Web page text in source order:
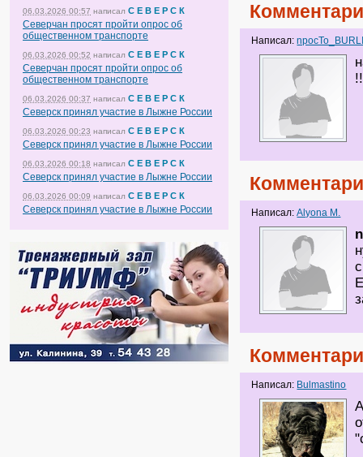
06.03.2026 00:57 написал С Е В Е Р С К
Северчан просят пройти опрос об
общественном транспорте
06.03.2026 00:52 написал С Е В Е Р С К
Северчан просят пройти опрос об
общественном транспорте
06.03.2026 00:37 написал С Е В Е Р С К
Северск принял участие в Лыжне России
06.03.2026 00:23 написал С Е В Е Р С К
Северск принял участие в Лыжне России
06.03.2026 00:18 написал С Е В Е Р С К
Северск принял участие в Лыжне России
06.03.2026 00:09 написал С Е В Е Р С К
Северск принял участие в Лыжне России
Написал:
Написал:Alyona M.
Написал: Bulmastino